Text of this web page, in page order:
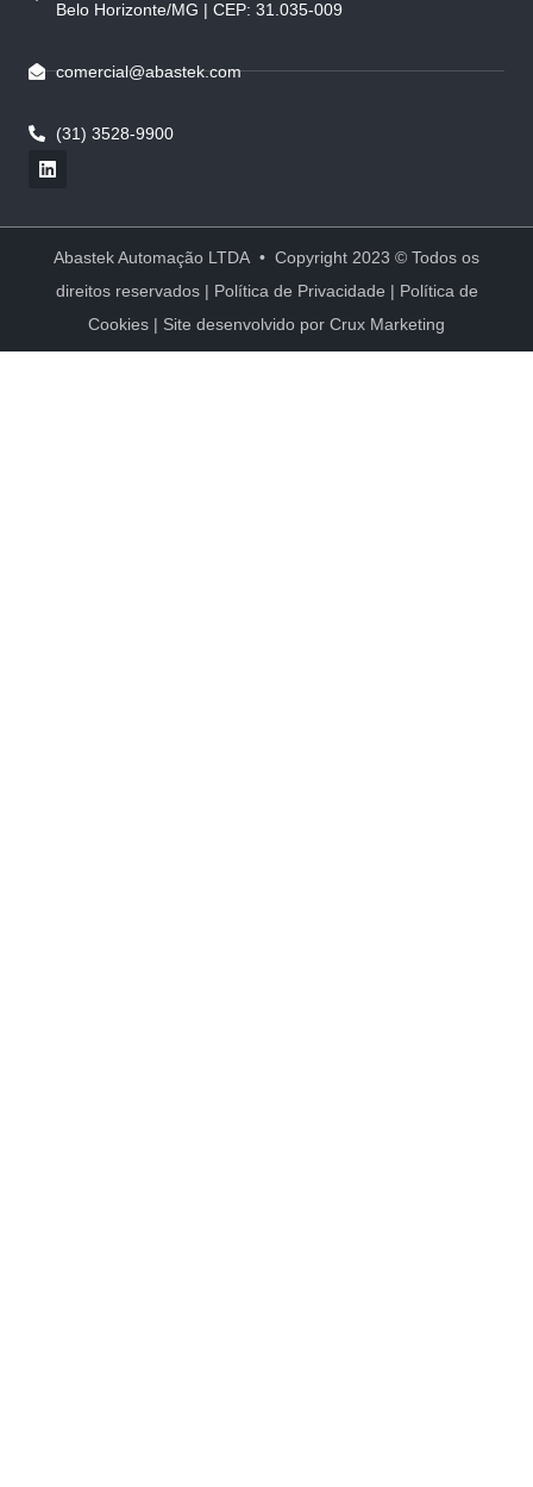
Belo Horizonte/MG | CEP: 31.035-009
comercial@abastek.com
(31) 3528-9900
Abastek Automação LTDA • Copyright 2023 © Todos os
direitos reservados | Política de Privacidade | Política de
Cookies | Site desenvolvido por Crux Marketing